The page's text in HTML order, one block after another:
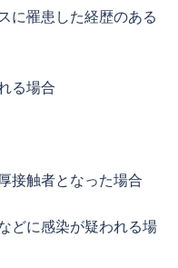
に罹患した経歴のある
る場合
接触者となった場合
どに感染が疑われる場